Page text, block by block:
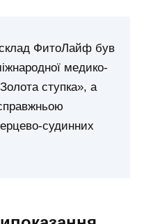
склад ФитоЛайф був
медико-
ступка», а
судинних